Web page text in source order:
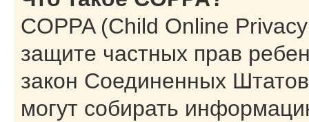
COPPA (Child Online
защите частных прав
закон Соединенных
могут собирать